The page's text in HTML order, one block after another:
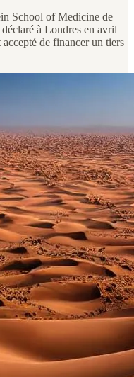
School of Medicine de
à Londres en avril
de financer un tiers